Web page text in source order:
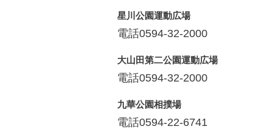
星川公園運動広場
電話0594-32-2000
大山田第二公園運動広場
電話0594-32-2000
九華公園相撲場
電話0594-22-6741